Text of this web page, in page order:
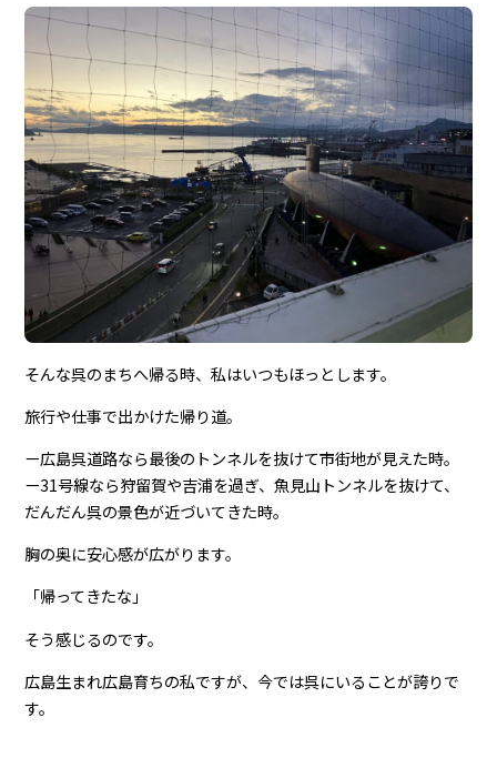
そんな呉のまちへ帰る時、私はいつもほっとします。
旅行や仕事で出かけた帰り道。
ー広島呉道路なら最後のトンネルを抜けて市街地が見えた時。
ー31号線なら狩留賀や吉浦を過ぎ、魚見山トンネルを抜けて、
だんだん呉の景色が近づいてきた時。
胸の奥に安心感が広がります。
「帰ってきたな」
そう感じるのです。
広島生まれ広島育ちの私ですが、今では呉にいることが誇りで
す。